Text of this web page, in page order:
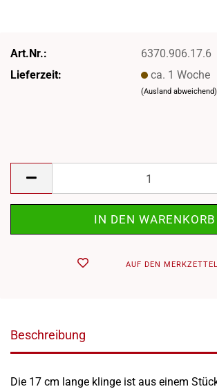
Art.Nr.:
6370.906.17.6
Lieferzeit:
ca. 1 Woche
(Ausland abweichend)
AUF DEN MERKZETTEL
Beschreibung
Die 17 cm lange klinge ist aus einem